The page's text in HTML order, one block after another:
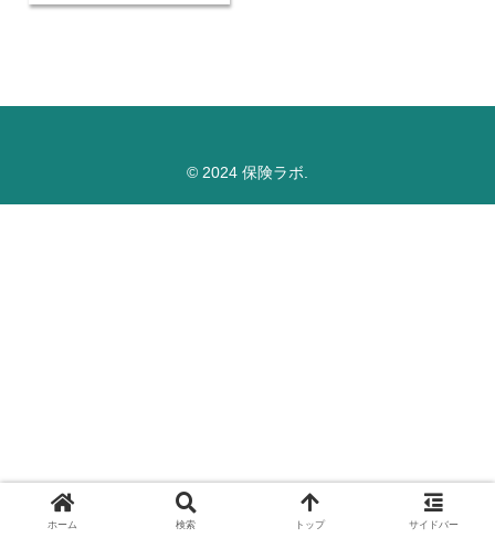
© 2024 保険ラボ.
ホーム 検索 トップ サイドバー